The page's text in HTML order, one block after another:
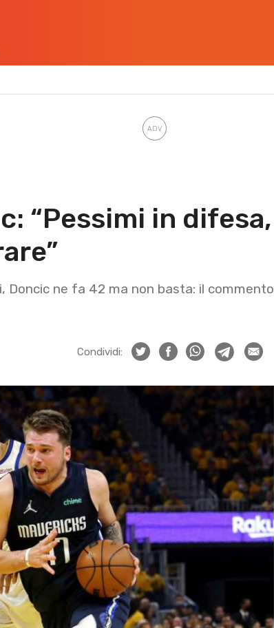
“Pessimi in difesa,
Doncic ne fa 42 ma non basta: il commento
Condividi: